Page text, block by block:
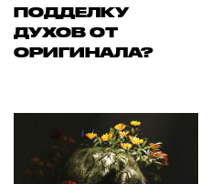
ПОДДЕЛКУ
ДУХОВ ОТ
ОРИГИНАЛА?